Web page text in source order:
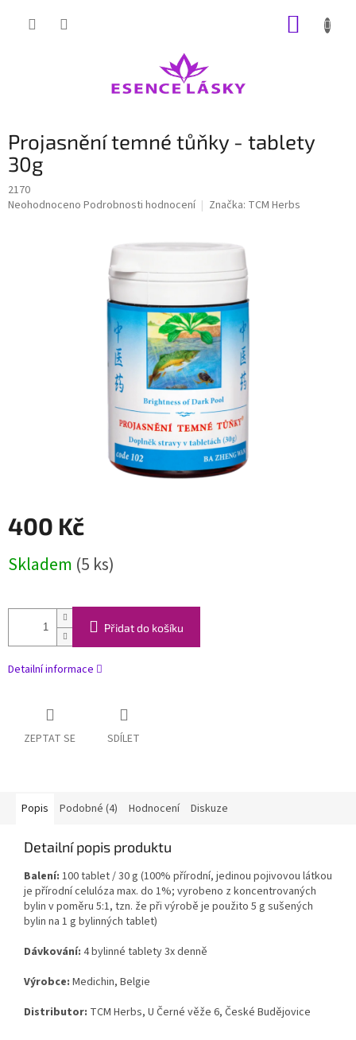
Projasnění temné tůňky - tablety
30g
2170
Průměrné
Neohodnoceno Podrobnosti hodnocení Značka: TCM Herbs
400 Kč
cena:
Skladem (5 ks)
Přidat do košíku
Detailní informace
ZEPTAT SE SDÍLET
Popis Podobné (4) Hodnocení Diskuze
Detailní popis produktu
Balení: 100 tablet / 30 g (100% přírodní, jedinou pojivovou látkou
je přírodní celulóza max. do 1%; vyrobeno z koncentrovaných
bylin v poměru 5:1, tzn. že při výrobě je použito 5 g sušených
bylin na 1 g bylinných tablet)
Dávkování: 4 bylinné tablety 3x denně
Výrobce: Medichin, Belgie
Distributor: TCM Herbs, U Černé věže 6, České Budějovice